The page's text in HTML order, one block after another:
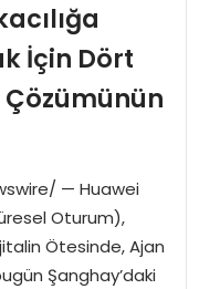
İçin Dört
— Huawei
Oturum),
Ötesinde, Ajan
Şanghay’daki